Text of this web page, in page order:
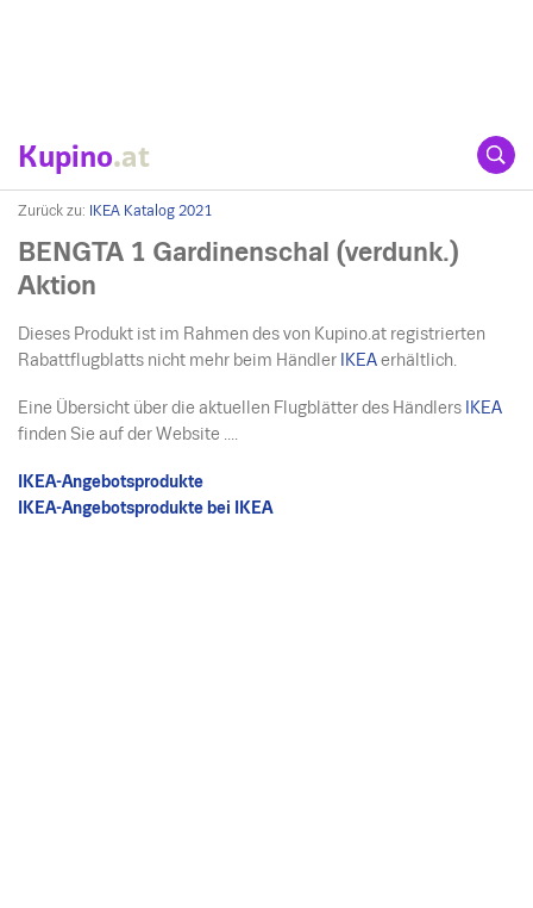
Kupino.at
Zurück zu: IKEA Katalog 2021
BENGTA 1 Gardinenschal (verdunk.)
Aktion
Dieses Produkt ist im Rahmen des von Kupino.at registrierten
Rabattflugblatts nicht mehr beim Händler IKEAerhältlich.
Eine Übersicht über die aktuellen Flugblätter des Händlers IKEA
finden Sie auf der Website ....
IKEA-Angebotsprodukte
IKEA-Angebotsprodukte bei IKEA